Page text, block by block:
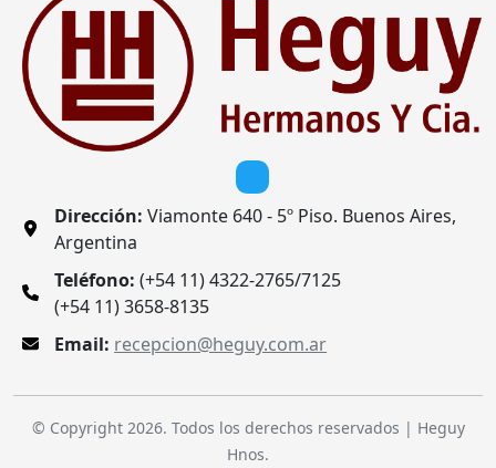
Dirección: Viamonte 640 - 5º Piso. Buenos Aires,
Argentina
Teléfono: (+54 11) 4322-2765/7125
(+54 11) 3658-8135
Email: recepcion@heguy.com.ar
© Copyright 2026. Todos los derechos reservados | Heguy
Hnos.